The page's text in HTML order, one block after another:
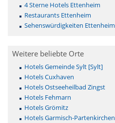
4 Sterne Hotels Ettenheim
Restaurants Ettenheim
Sehenswürdigkeiten Ettenheim
Weitere beliebte Orte
Hotels Gemeinde Sylt [Sylt]
Hotels Cuxhaven
Hotels Ostseeheilbad Zingst
Hotels Fehmarn
Hotels Grömitz
Hotels Garmisch-Partenkirchen